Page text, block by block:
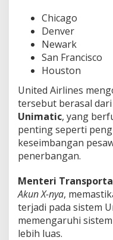
Chicago
Denver
Newark
San Francisco
Houston
United Airlines
tersebut berasal
Unimatic, yang
penting seperti
keseimbangan
penerbangan.
Menteri
Akun X-nya,
terjadi pada sistem
memengaruhi
lebih luas.